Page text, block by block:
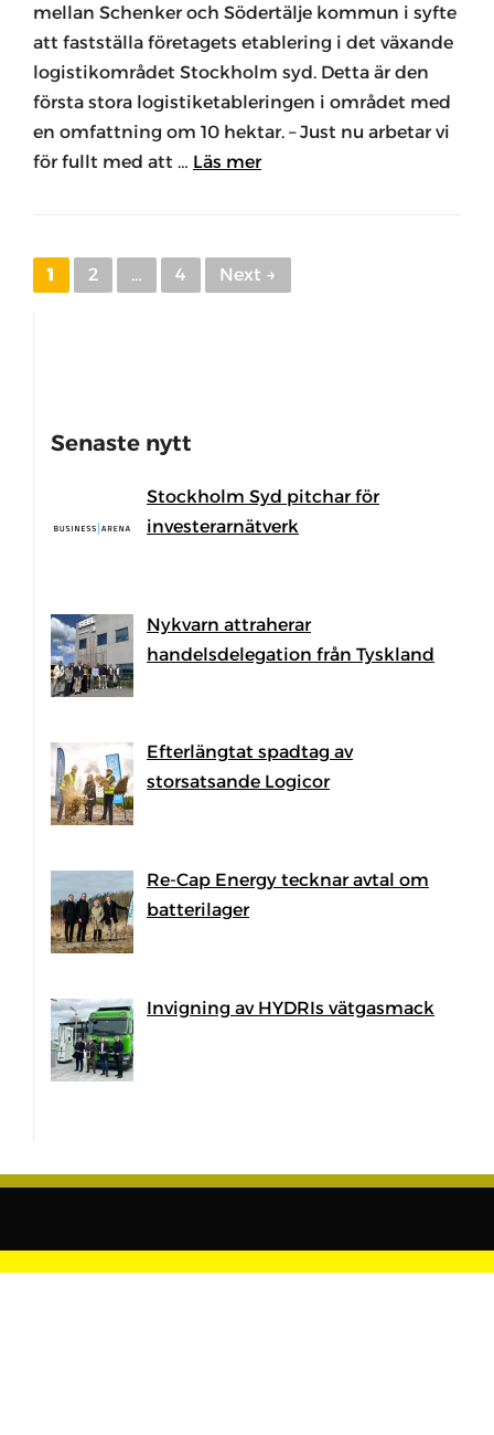
mellan Schenker och Södertälje kommun i syfte
att fastställa företagets etablering i det växande
logistikområdet Stockholm syd. Detta är den
första stora logistiketableringen i området med
en omfattning om 10 hektar. – Just nu arbetar vi
för fullt med att … Läs mer
Page
1 Page
2 … Page
4 Next →
Senaste nytt
Stockholm Syd pitchar för
investerarnätverk
Nykvarn attraherar
handelsdelegation från Tyskland
Efterlängtat spadtag av
storsatsande Logicor
Re-Cap Energy tecknar avtal om
batterilager
Invigning av HYDRIs vätgasmack